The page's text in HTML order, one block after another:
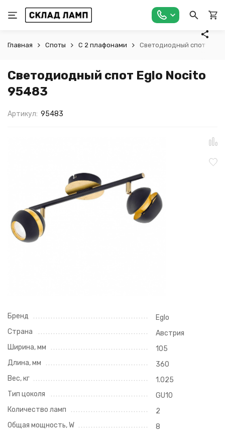
Главная Споты С 2 плафонами Светодиодный спот Eglo
Светодиодный спот Eglo Nocito
95483
Артикул: 95483
Бренд
Eglo
Страна
Австрия
Ширина, мм
105
Длина, мм
360
Вес, кг
1.025
Тип цоколя
GU10
Количество ламп
2
Общая мощность, W
8